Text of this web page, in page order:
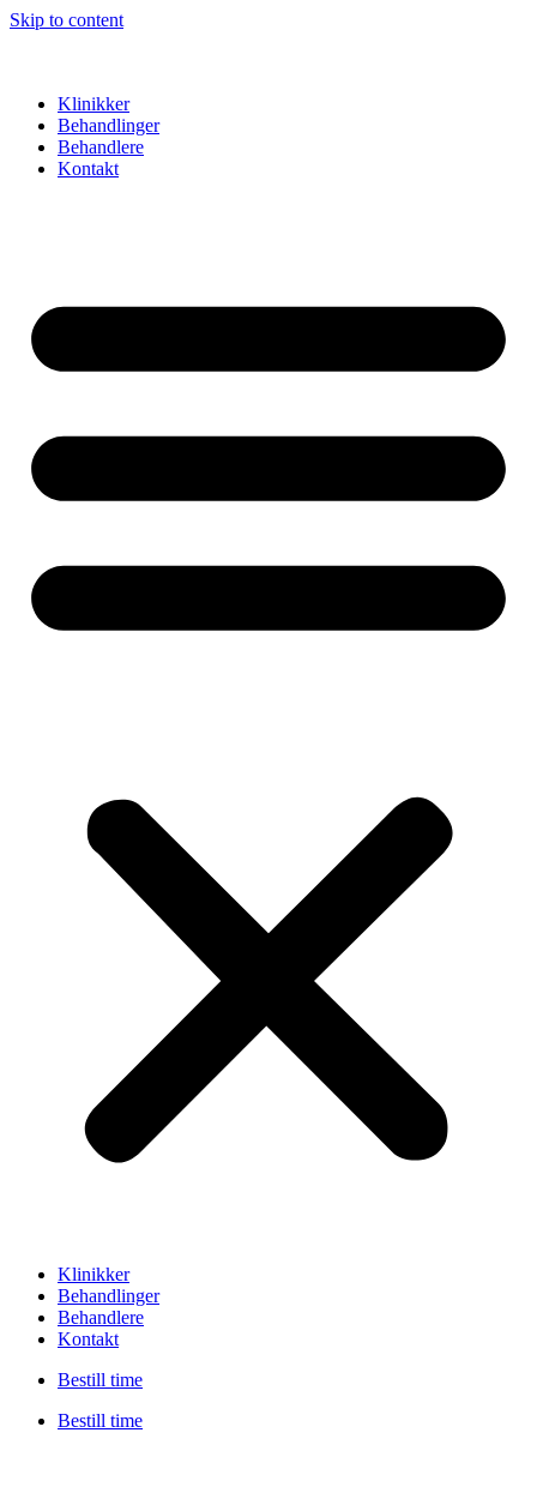
Skip to content
Klinikker
Behandlinger
Behandlere
Kontakt
Klinikker
Behandlinger
Behandlere
Kontakt
Bestill time
Bestill time